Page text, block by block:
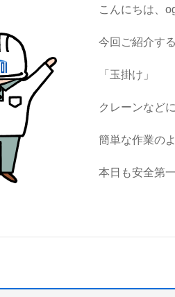
こんにちは、
今回ご紹介す
「玉掛け」
クレーンなど
簡単な作業の
本日も安全第